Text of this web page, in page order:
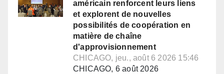
américain renforcent leurs liens
et explorent de nouvelles
possibilités de coopération en
matière de chaîne
d'approvisionnement
CHICAGO, jeu., août 6 2026 15:46
CHICAGO, 6 août 2026